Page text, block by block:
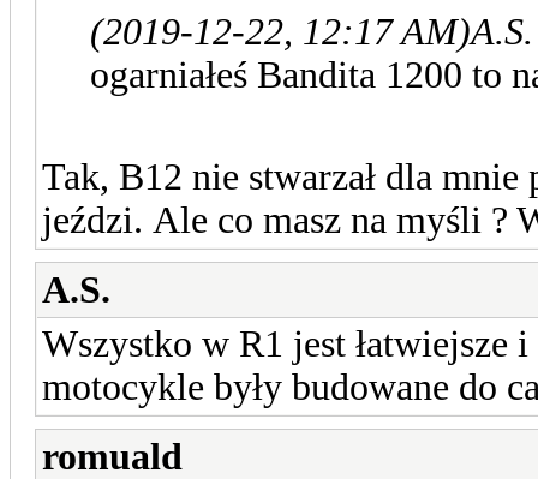
(2019-12-22, 12:17 AM)
ogarniałeś Bandita 1200 to
Tak, B12 nie stwarzał dla
jeździ. Ale co masz na myśli ?
A.S.
Wszystko w R1 jest łatwiejsze
motocykle były budowane do
romuald